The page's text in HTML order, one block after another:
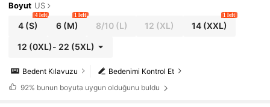
Boyut US
4 (S)
4 left
6 (M)
1 left
8/10(L) 12 (XL) 14 (XXL)
1 left
12 (0XL)- 22 (5XL)
Bedenimi Kontrol Et
Bedent Kılavuzu
92% bunun boyuta uygun olduğunu buldu